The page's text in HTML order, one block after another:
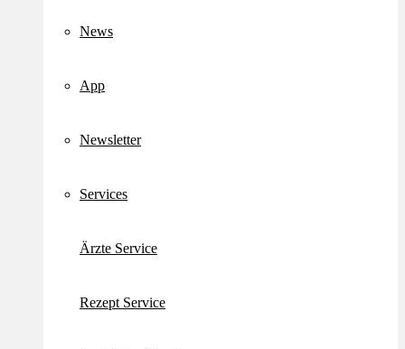
News
App
Newsletter
Services
Ärzte Service
Rezept Service